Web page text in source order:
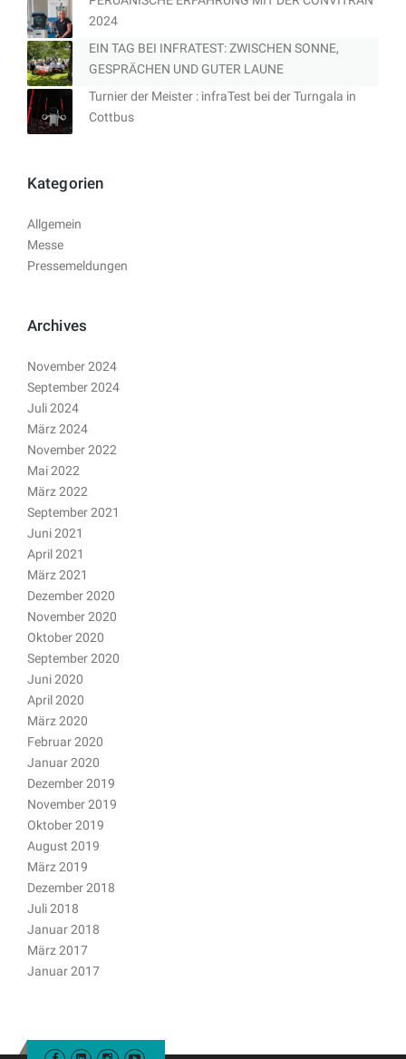
2024
EIN TAG BEI INFRATEST: ZWISCHEN SONNE,
GESPRÄCHEN UND GUTER LAUNE
Turnier der Meister : infraTest bei der Turngala in
Cottbus
Kategorien
Allgemein
Messe
Pressemeldungen
Archives
November 2024
September 2024
Juli 2024
März 2024
November 2022
Mai 2022
März 2022
September 2021
Juni 2021
April 2021
März 2021
Dezember 2020
November 2020
Oktober 2020
September 2020
Juni 2020
April 2020
März 2020
Februar 2020
Januar 2020
Dezember 2019
November 2019
Oktober 2019
August 2019
März 2019
Dezember 2018
Juli 2018
Januar 2018
März 2017
Januar 2017